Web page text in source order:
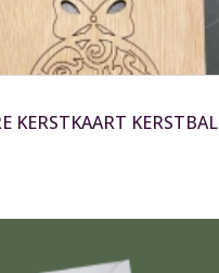
KERSTKAART KERSTBAL